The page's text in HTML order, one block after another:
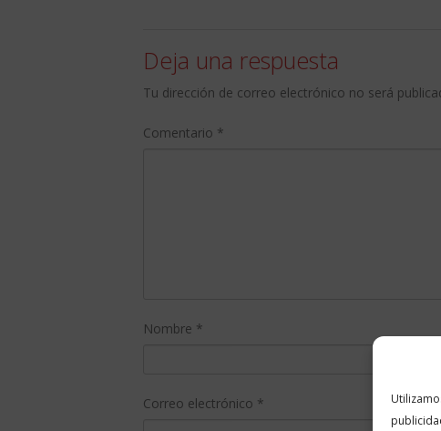
Deja una respuesta
Tu dirección de correo electrónico no será
Comentario *
Nombre *
Correo electrónico *